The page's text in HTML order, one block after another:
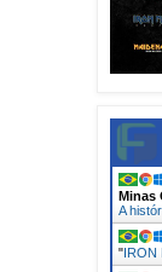
Minas
A
"